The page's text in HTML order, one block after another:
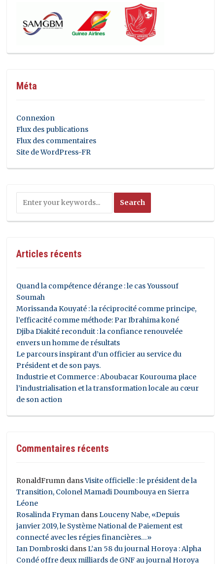
Méta
Connexion
Flux des publications
Flux des commentaires
Site de WordPress-FR
Articles récents
Quand la compétence dérange : le cas Youssouf
Soumah
Morissanda Kouyaté : la réciprocité comme principe,
l’efficacité comme méthode: Par Ibrahima koné
Djiba Diakité reconduit : la confiance renouvelée
envers un homme de résultats
Le parcours inspirant d’un officier au service du
Président et de son pays.
Industrie et Commerce : Aboubacar Kourouma place
l’industrialisation et la transformation locale au cœur
de son action
Commentaires récents
RonaldFrumn dansVisite officielle : le président de la
Transition, Colonel Mamadi Doumbouya en Sierra
Léone
Rosalinda Fryman dansLouceny Nabe, «Depuis
janvier 2019, le Système National de Paiement est
connecté avec les régies financières…»
Ian Dombroski dansL’an 58 du journal Horoya : Alpha
Condé offre deux milliards de GNF au journal Horoya